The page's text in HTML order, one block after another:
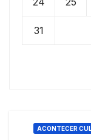
31
ACONTECER